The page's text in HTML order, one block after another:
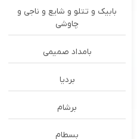
بابیک و تتلو و شایع و ناجی و
چاوشی
بامداد صمیمی
بردیا
برشام
بسطام